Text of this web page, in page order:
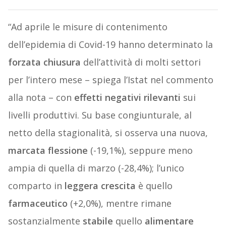
“Ad aprile le misure di contenimento
dell’epidemia di Covid-19 hanno determinato la
forzata chiusura dell’attività di molti settori
per l’intero mese – spiega l’Istat nel commento
alla nota – con effetti negativi rilevanti sui
livelli produttivi. Su base congiunturale, al
netto della stagionalità, si osserva una nuova,
marcata flessione (-19,1%), seppure meno
ampia di quella di marzo (-28,4%); l’unico
comparto in leggera crescita è quello
farmaceutico (+2,0%), mentre rimane
sostanzialmente stabile quello alimentare